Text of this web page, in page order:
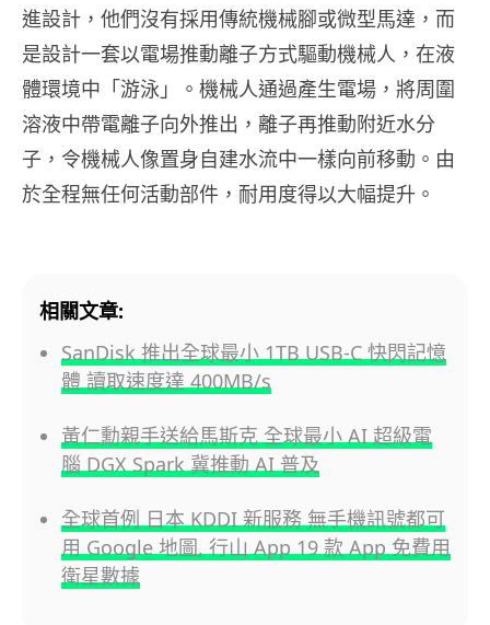
進設計，他們沒有採用傳統機械腳或微型馬達，而
是設計一套以電場推動離子方式驅動機械人，在液
體環境中「游泳」。機械人通過產生電場，將周圍
溶液中帶電離子向外推出，離子再推動附近水分
子，令機械人像置身自建水流中一樣向前移動。由
於全程無任何活動部件，耐用度得以大幅提升。
相關文章:
SanDisk 推出全球最小 1TB USB-C 快閃記憶
體 讀取速度達 400MB/s
黃仁勳親手送給馬斯克 全球最小 AI 超級電
腦 DGX Spark 冀推動 AI 普及
全球首例 日本 KDDI 新服務 無手機訊號都可
用 Google 地圖, 行山 App 19 款 App 免費用
衛星數據